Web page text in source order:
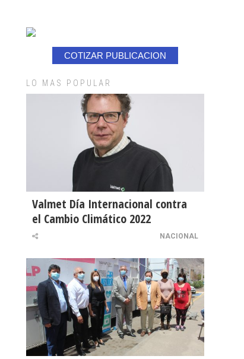
COTIZAR PUBLICACION
LO MAS POPULAR
Valmet Día Internacional contra
el Cambio Climático 2022
NACIONAL